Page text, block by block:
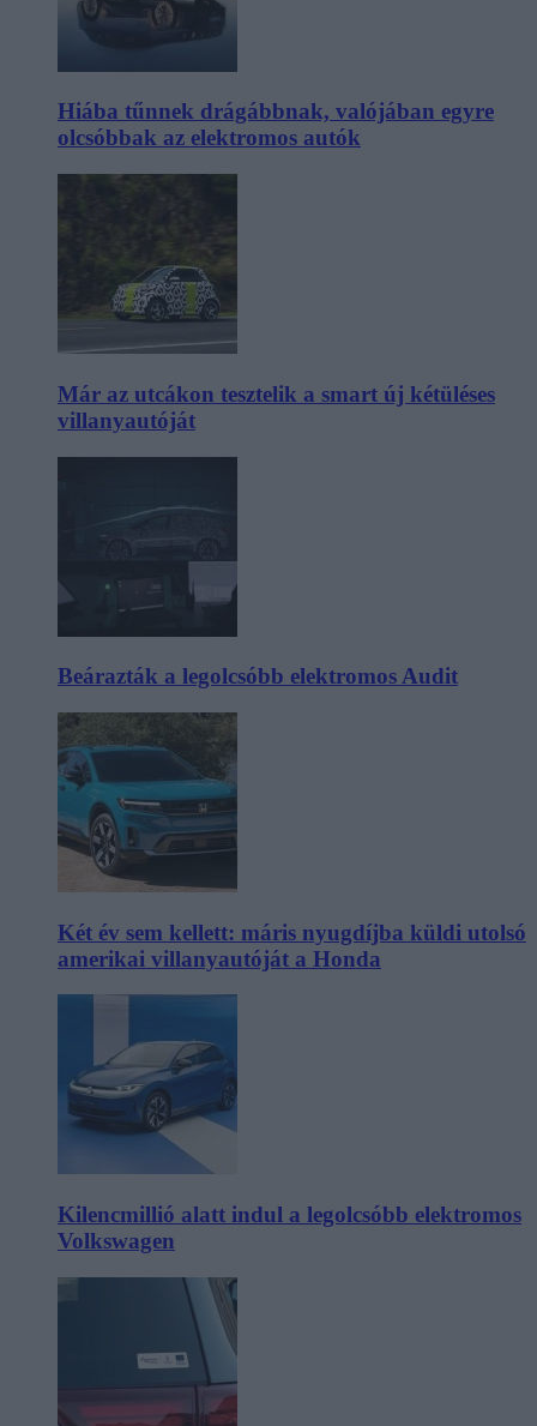
Hiába tűnnek drágábbnak, valójában egyre
olcsóbbak az elektromos autók
Már az utcákon tesztelik a smart új kétüléses
villanyautóját
Beárazták a legolcsóbb elektromos Audit
Két év sem kellett: máris nyugdíjba küldi utolsó
amerikai villanyautóját a Honda
Kilencmillió alatt indul a legolcsóbb elektromos
Volkswagen